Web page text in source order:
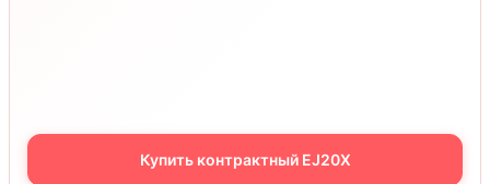
Купить контрактный EJ20X